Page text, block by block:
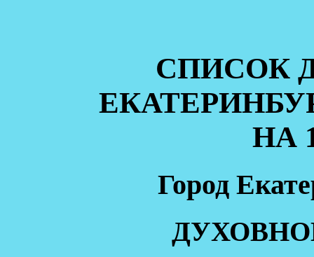
СПИСОК
НА
Город